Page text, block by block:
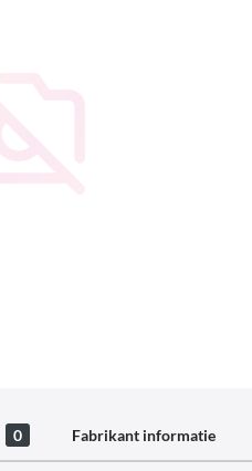
0 Fabrikant informatie